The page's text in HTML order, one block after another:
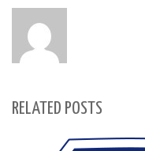
RELATED POSTS